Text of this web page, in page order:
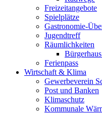
Freizeitangebote
Spielplätze
Gastronomie-
Jugendtreff
Räumlichkeiten
Ferienpass
Wirtschaft & Klima
Gewerbeverein
Post und Banken
Klimaschutz
Kommunale